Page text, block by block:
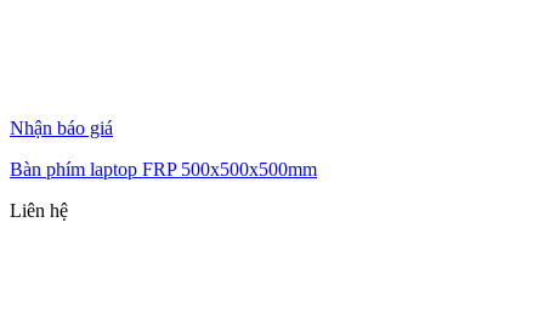
Nhận báo giá
Bàn phím laptop FRP 500x500x500mm
Liên hệ